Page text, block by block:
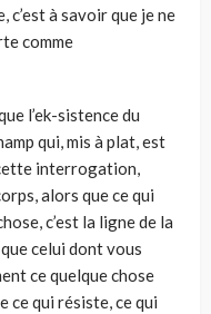
c’est à savoir que je ne
comme
l’ek-sistence du
qui, mis à plat, est
interrogation,
alors que ce qui
c’est la ligne de la
celui dont vous
ce quelque chose
ce qui résiste, ce qui